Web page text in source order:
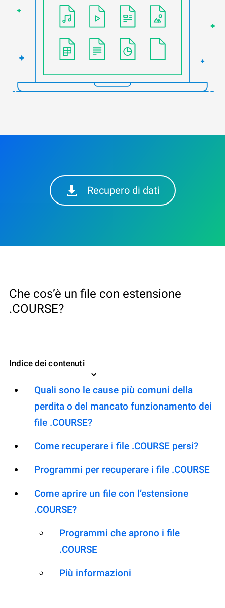
Recupero di dati
Che cos’è un file con estensione
.COURSE?
Indice dei contenuti
Quali sono le cause più comuni della
perdita o del mancato funzionamento dei
file .COURSE?
Come recuperare i file .COURSE persi?
Programmi per recuperare i file .COURSE
Come aprire un file con l’estensione
.COURSE?
Programmi che aprono i file
.COURSE
Più informazioni